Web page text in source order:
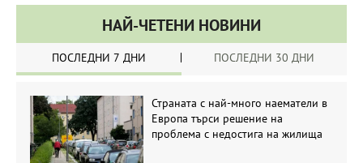
НАЙ-ЧЕТЕНИ НОВИНИ
ПОСЛЕДНИ 7 ДНИ ПОСЛЕДНИ 30 ДНИ
Страната с най-много наематели в
Европа търси решение на
проблема с недостига на жилища